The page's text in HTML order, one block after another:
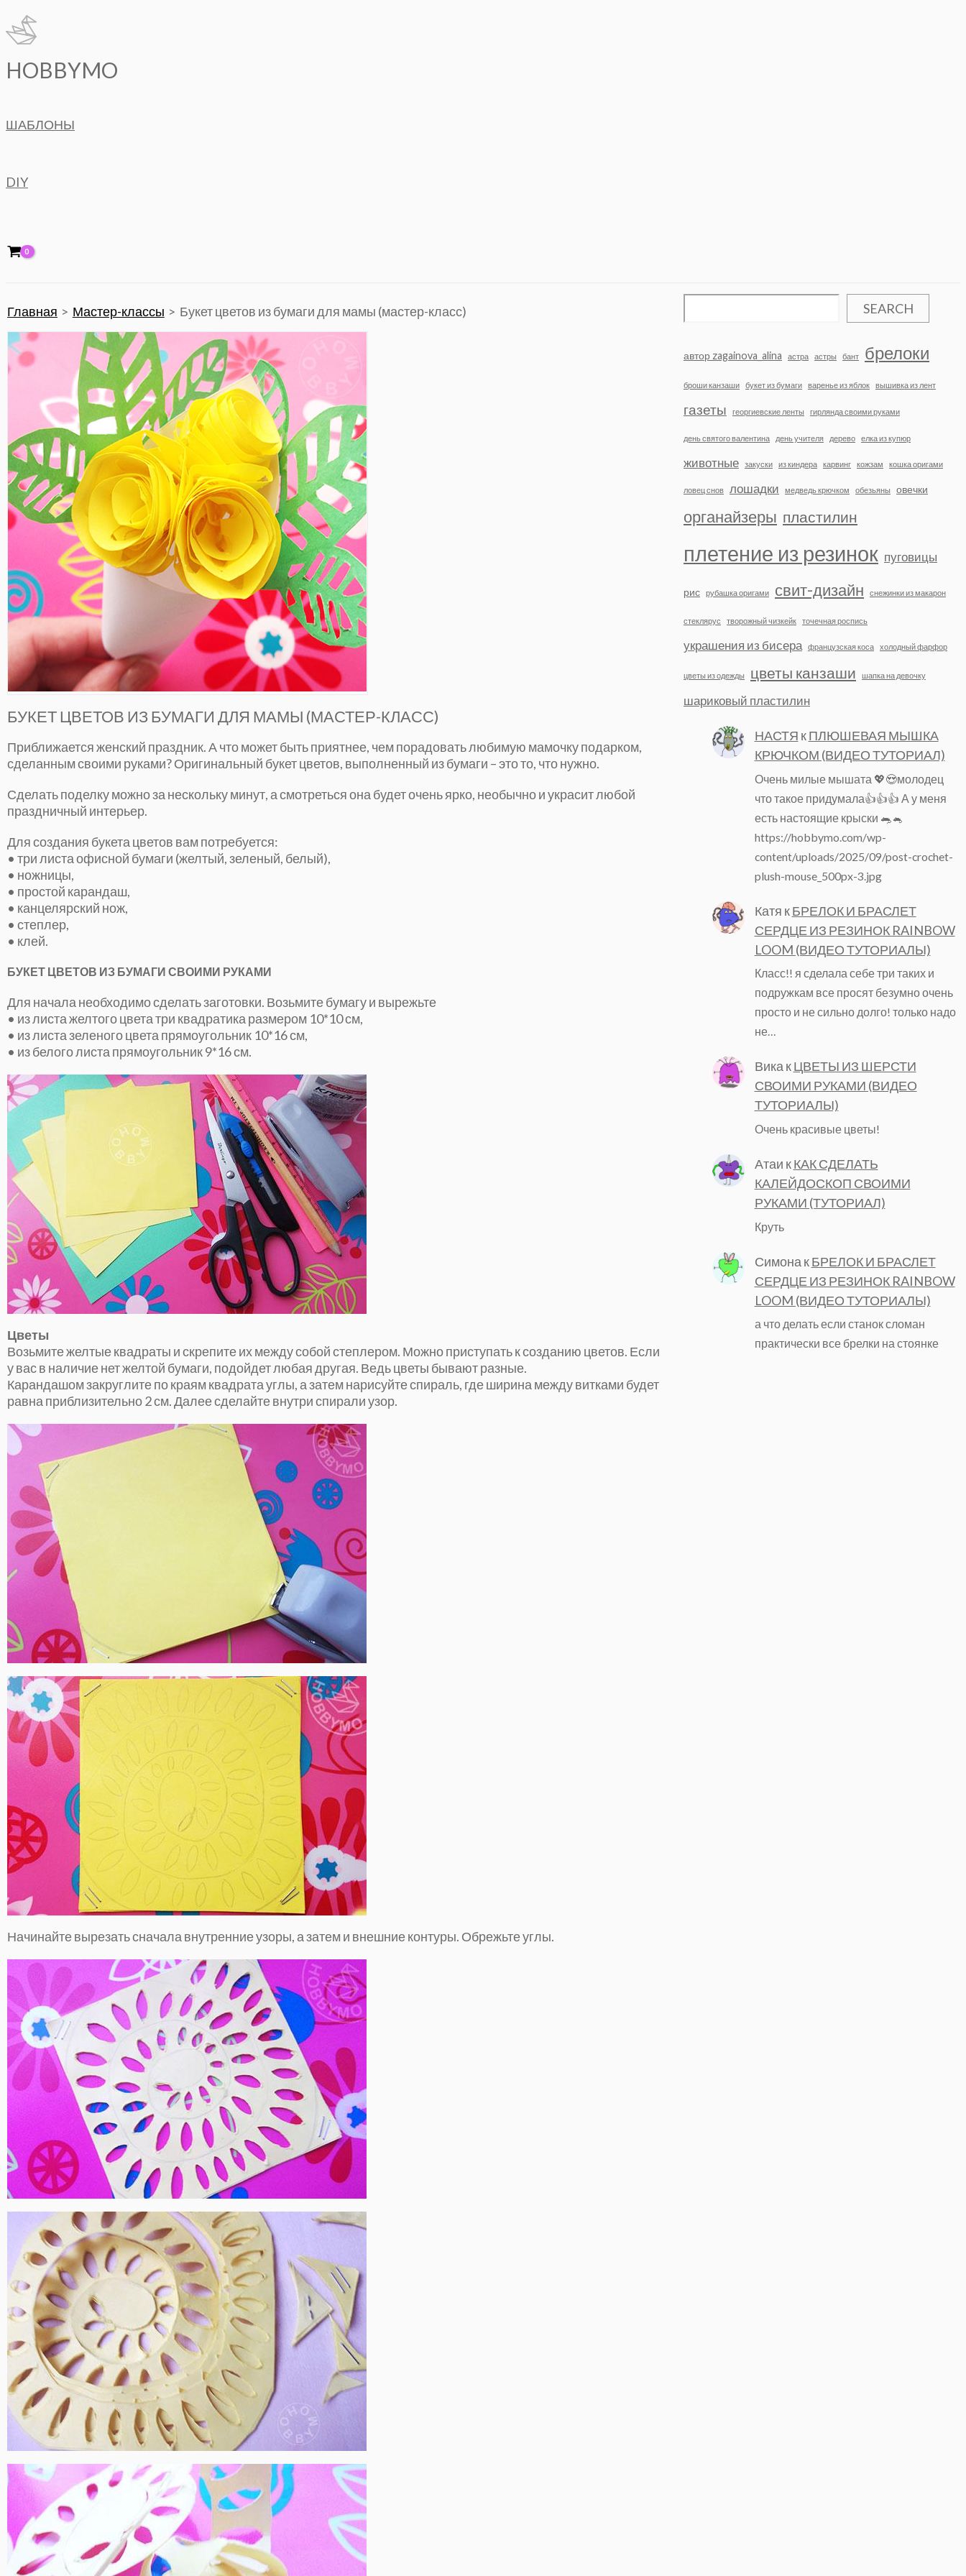
Перейти
к
содержимому
HOBBYMO
ШАБЛОНЫ
DIY
Главная Мастер-классы Букет цветов из бумаги для мамы (мастер-класс)
БУКЕТ ЦВЕТОВ ИЗ БУМАГИ ДЛЯ МАМЫ (МАСТЕР-КЛАСС)
Приближается женский праздник. А что может быть приятнее, чем порадовать любимую мамочку подарком,
сделанным своими руками? Оригинальный букет цветов, выполненный из бумаги – это то, что нужно.
Сделать поделку можно за нескольку минут, а смотреться она будет очень ярко, необычно и украсит любой
праздничный интерьер.
Для создания букета цветов вам потребуется:
• три листа офисной бумаги (желтый, зеленый, белый),
• ножницы,
• простой карандаш,
• канцелярский нож,
• степлер,
• клей.
БУКЕТ ЦВЕТОВ ИЗ БУМАГИ СВОИМИ РУКАМИ
Для начала необходимо сделать заготовки. Возьмите бумагу и вырежьте
• из листа желтого цвета три квадратика размером 10*10 см,
• из листа зеленого цвета прямоугольник 10*16 см,
• из белого листа прямоугольник 9*16 см.
Цветы
Возьмите желтые квадраты и скрепите их между собой степлером. Можно приступать к созданию цветов. Если
у вас в наличие нет желтой бумаги, подойдет любая другая. Ведь цветы бывают разные.
Карандашом закруглите по краям квадрата углы, а затем нарисуйте спираль, где ширина между витками будет
равна приблизительно 2 см. Далее сделайте внутри спирали узор.
Начинайте вырезать сначала внутренние узоры, а затем и внешние контуры. Обрежьте углы.
SEARCH
автор zagainova_alina астра астры бант брелоки
броши канзаши букет из бумаги варенье из яблок вышивка из лент
газеты георгиевские ленты гирлянда своими руками
день святого валентина день учителя дерево елка из купюр
животные закуски из киндера карвинг кожзам кошка оригами
ловец снов лошадки медведь крючком обезьяны овечки
органайзеры пластилин
плетение из резинок пуговицы
рис рубашка оригами свит-дизайн снежинки из макарон
стеклярус творожный чизкейк точечная роспись
украшения из бисера французская коса холодный фарфор
цветы из одежды цветы канзаши шапка на девочку
шариковый пластилин
НАСТЯ кПЛЮШЕВАЯ МЫШКА
КРЮЧКОМ (ВИДЕО ТУТОРИАЛ)
Очень милые мышата 💖😍молодец
что такое придумала👍👍👍 А у меня
есть настоящие крыски 🐀🐁
https://hobbymo.com/wp-
content/uploads/2025/09/post-crochet-
plush-mouse_500px-3.jpg
Катя кБРЕЛОК И БРАСЛЕТ
СЕРДЦЕ ИЗ РЕЗИНОК RAINBOW
LOOM (ВИДЕО ТУТОРИАЛЫ)
Класс!! я сделала себе три таких и
подружкам все просят безумно очень
просто и не сильно долго! только надо
не…
ВикакЦВЕТЫ ИЗ ШЕРСТИ
СВОИМИ РУКАМИ (ВИДЕО
ТУТОРИАЛЫ)
Очень красивые цветы!
Атаи кКАК СДЕЛАТЬ
КАЛЕЙДОСКОП СВОИМИ
РУКАМИ (ТУТОРИАЛ)
Круть
Симона кБРЕЛОК И БРАСЛЕТ
СЕРДЦЕ ИЗ РЕЗИНОК RAINBOW
LOOM (ВИДЕО ТУТОРИАЛЫ)
а что делать если станок сломан
практически все брелки на стоянке